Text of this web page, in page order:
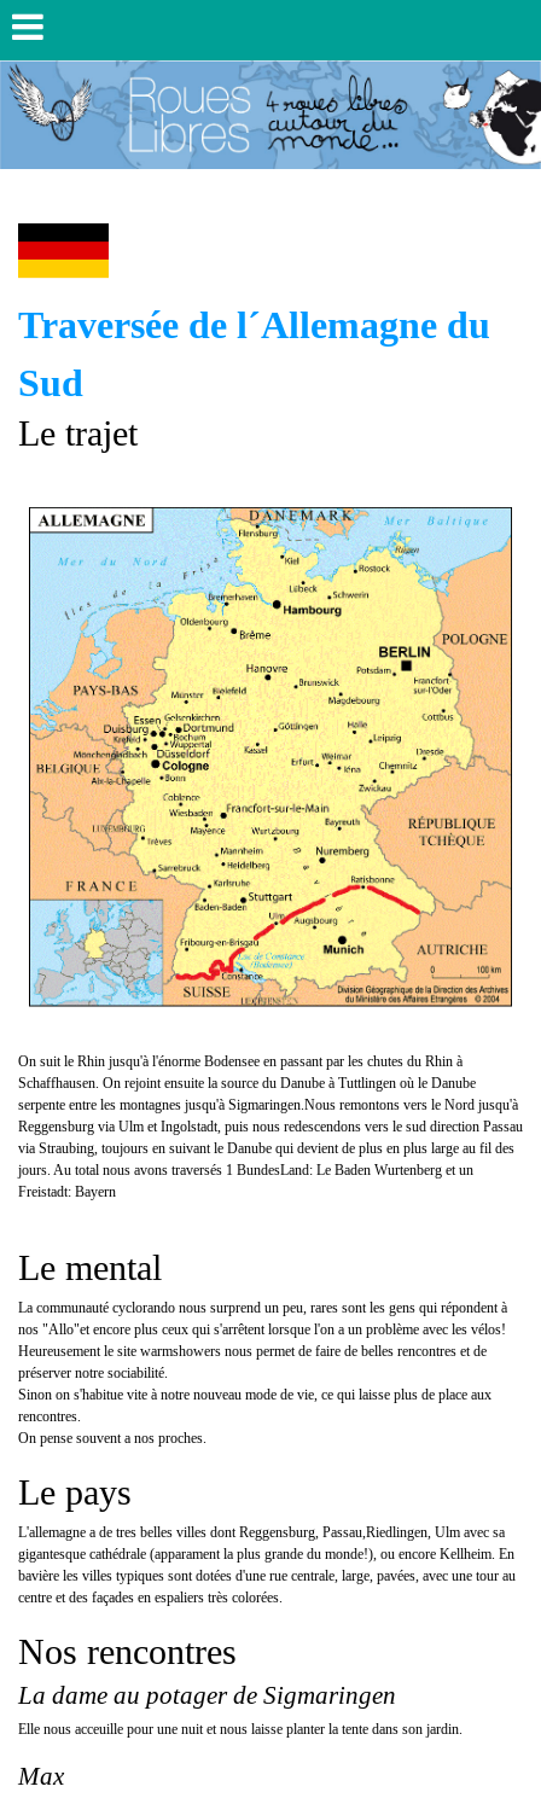
Traversée de l´Allemagne du
Sud
Le trajet
On suit le Rhin jusqu'à l'énorme Bodensee en passant par les chutes du Rhin à
Schaffhausen. On rejoint ensuite la source du Danube à Tuttlingen où le Danube
serpente entre les montagnes jusqu'à Sigmaringen.Nous remontons vers le Nord jusqu'à
Reggensburg via Ulm et Ingolstadt, puis nous redescendons vers le sud direction Passau
via Straubing, toujours en suivant le Danube qui devient de plus en plus large au fil des
jours. Au total nous avons traversés 1 BundesLand: Le Baden Wurtenberg et un
Freistadt: Bayern
Le mental
La communauté cyclorando nous surprend un peu, rares sont les gens qui répondent à
nos "Allo"et encore plus ceux qui s'arrêtent lorsque l'on a un problème avec les vélos!
Heureusement le site warmshowers nous permet de faire de belles rencontres et de
préserver notre sociabilité.
Sinon on s'habitue vite à notre nouveau mode de vie, ce qui laisse plus de place aux
rencontres.
On pense souvent a nos proches.
Le pays
L'allemagne a de tres belles villes dont Reggensburg, Passau,Riedlingen, Ulm avec sa
gigantesque cathédrale (apparament la plus grande du monde!), ou encore Kellheim. En
bavière les villes typiques sont dotées d'une rue centrale, large, pavées, avec une tour au
centre et des façades en espaliers très colorées.
Nos rencontres
La dame au potager de Sigmaringen
Elle nous acceuille pour une nuit et nous laisse planter la tente dans son jardin.
Max